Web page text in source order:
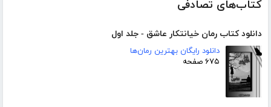
کتاب‌های تصادفی
دانلود کتاب رمان خیانتکار عاشق - جلد اول
دانلود رایگان بهترین رمان‌ها
۶۷۵ صفحه